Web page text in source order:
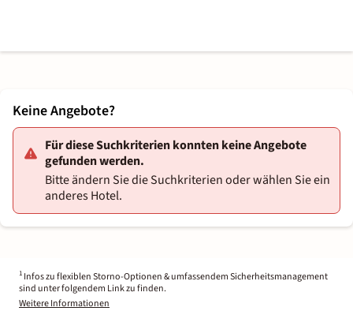
Keine Angebote?
Für diese Suchkriterien konnten keine Angebote
gefunden werden.
Bitte ändern Sie die Suchkriterien oder wählen Sie ein
anderes Hotel.
1 Infos zu flexiblen Storno-Optionen & umfassendem Sicherheitsmanagement
sind unter folgendem Link zu finden.
Weitere Informationen